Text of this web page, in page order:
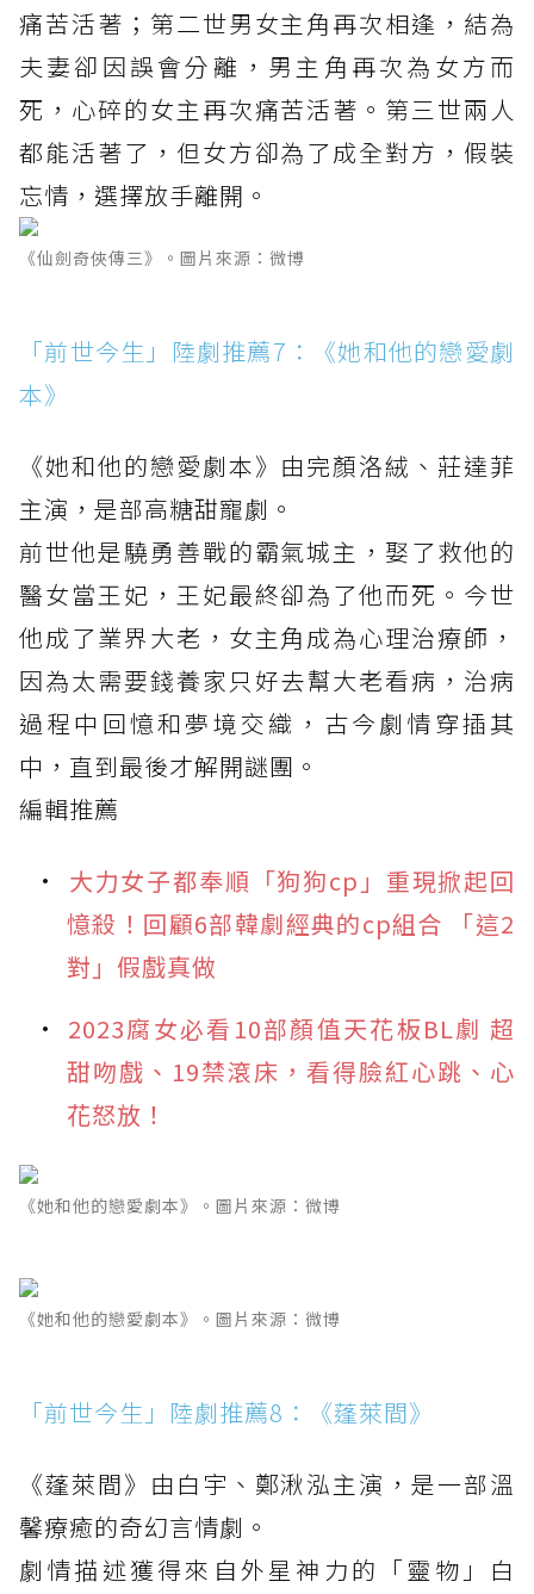
痛苦活著；第二世男女主角再次相逢，結為
夫妻卻因誤會分離，男主角再次為女方而
死，心碎的女主再次痛苦活著。第三世兩人
都能活著了，但女方卻為了成全對方，假裝
忘情，選擇放手離開。
《仙劍奇俠傳三》。圖片來源：微博
「前世今生」陸劇推薦7：《她和他的戀愛劇
本》
《她和他的戀愛劇本》由完顏洛絨、莊達菲
主演，是部高糖甜寵劇。
前世他是驍勇善戰的霸氣城主，娶了救他的
醫女當王妃，王妃最終卻為了他而死。今世
他成了業界大老，女主角成為心理治療師，
因為太需要錢養家只好去幫大老看病，治病
過程中回憶和夢境交織，古今劇情穿插其
中，直到最後才解開謎團。
編輯推薦
大力女子都奉順「狗狗cp」重現掀起回
憶殺！回顧6部韓劇經典的cp組合 「這2
對」假戲真做
2023腐女必看10部顏值天花板BL劇 超
甜吻戲、19禁滾床，看得臉紅心跳、心
花怒放！
《她和他的戀愛劇本》。圖片來源：微博
《她和他的戀愛劇本》。圖片來源：微博
「前世今生」陸劇推薦8：《蓬萊間》
《蓬萊間》由白宇、鄭湫泓主演，是一部溫
馨療癒的奇幻言情劇。
劇情描述獲得來自外星神力的「靈物」白